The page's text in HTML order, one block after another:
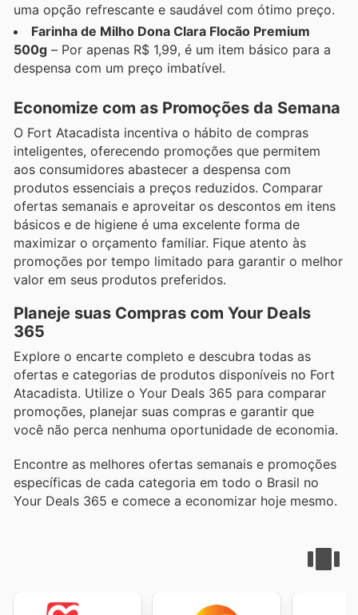
uma opção refrescante e saudável com ótimo preço.
Farinha de Milho Dona Clara Flocão Premium
500g – Por apenas R$ 1,99, é um item básico para a
despensa com um preço imbatível.
Economize com as Promoções da Semana
O Fort Atacadista incentiva o hábito de compras
inteligentes, oferecendo promoções que permitem
aos consumidores abastecer a despensa com
produtos essenciais a preços reduzidos. Comparar
ofertas semanais e aproveitar os descontos em itens
básicos e de higiene é uma excelente forma de
maximizar o orçamento familiar. Fique atento às
promoções por tempo limitado para garantir o melhor
valor em seus produtos preferidos.
Planeje suas Compras com Your Deals
365
Explore o encarte completo e descubra todas as
ofertas e categorias de produtos disponíveis no Fort
Atacadista. Utilize o Your Deals 365 para comparar
promoções, planejar suas compras e garantir que
você não perca nenhuma oportunidade de economia.
Encontre as melhores ofertas semanais e promoções
específicas de cada categoria em todo o Brasil no
Your Deals 365 e comece a economizar hoje mesmo.